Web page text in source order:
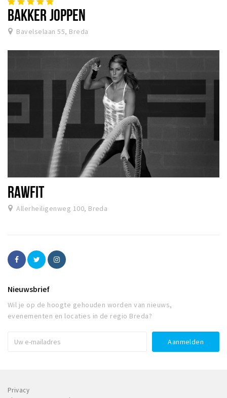
BAKKER JOPPEN
Bavelselaan 55, Breda
RAWFIT
Allerheiligenweg 100, Breda
Nieuwsbrief
Wil je op de hoogte gehouden worden van nieuws,
evenementen en locaties in de regio Breda?
Privacy